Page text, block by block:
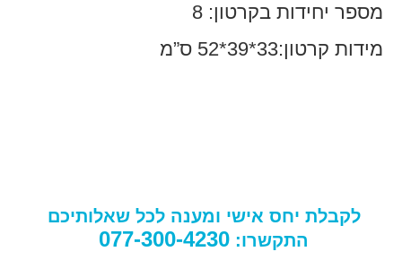
מספר יחידות בקרטון: 8
מידות קרטון:33*39*52 ס”מ
לקבלת יחס אישי ומענה לכל שאלותיכם
התקשרו: 077-300-4230